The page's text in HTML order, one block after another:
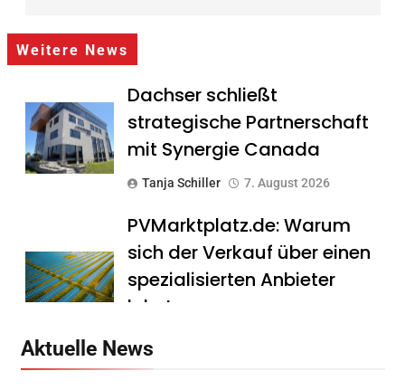
Weitere News
Dachser schließt
strategische Partnerschaft
mit Synergie Canada
Tanja Schiller 7. August 2026
PVMarktplatz.de: Warum
sich der Verkauf über einen
spezialisierten Anbieter
lohnt
Aktuelle News